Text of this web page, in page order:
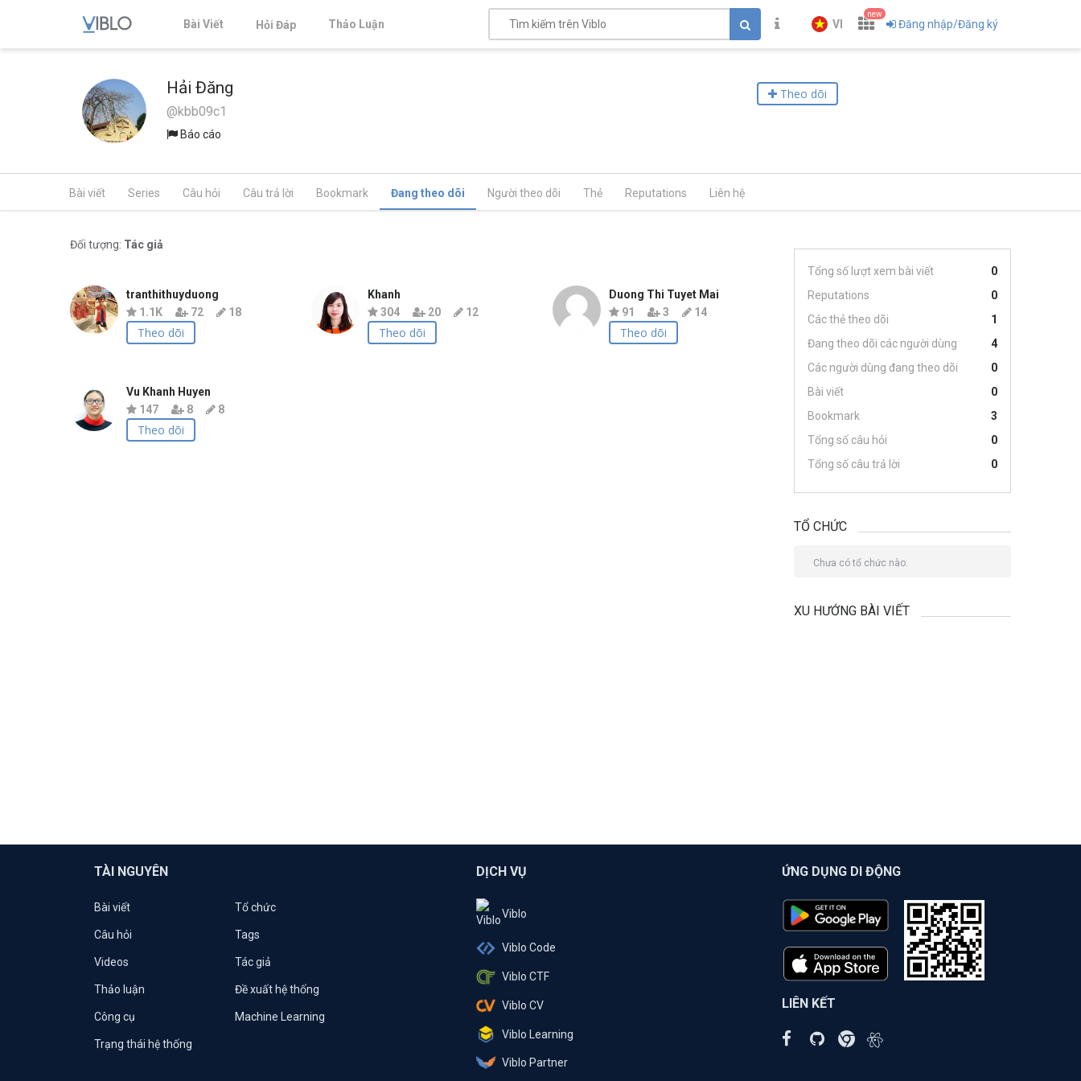
Bài Viết Hỏi Đáp Thảo Luận VI
new
Đăng nhập/Đăng ký
Hải Đăng
@kbb09c1
Báo cáo
Theo dõi
Bài viết Series Câu hỏi Câu trả lời Bookmark Đang theo dõi Người theo dõi Thẻ Reputations Liên hệ
Đối tượng: Tác giả
tranthithuyduong
1.1K
72 18
Theo dõi
Khanh
304
20 12
Theo dõi
Duong Thi Tuyet Mai
91
3 14
Theo dõi
Vu Khanh Huyen
147
8 8
Theo dõi
Tổng số lượt xem bài viết
0
Reputations
0
Các thẻ theo dõi
1
Đang theo dõi các người dùng
4
Các người dùng đang theo dõi
0
Bài viết
0
Bookmark
3
Tổng số câu hỏi
0
Tổng số câu trả lời
0
TỔ CHỨC
Chưa có tổ chức nào.
XU HƯỚNG BÀI VIẾT
TÀI NGUYÊN
Bài viết Tổ chức
Câu hỏi Tags
Videos Tác giả
Thảo luận Đề xuất hệ thống
Công cụ Machine Learning
Trạng thái hệ thống
DỊCH VỤ
Viblo
Viblo Code
Viblo CTF
Viblo CV
Viblo Learning
Viblo Partner
ỨNG DỤNG DI ĐỘNG
LIÊN KẾT